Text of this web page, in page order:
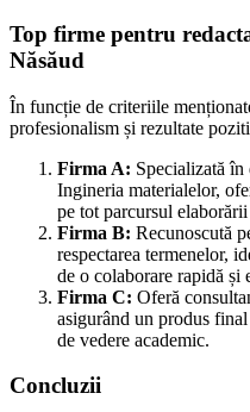
Top firme pentru
Năsăud
În funcție de criteriile
profesionalism și rezultate
Firma A: Specializată
Ingineria materialelor,
pe tot parcursul
Firma B: Recunoscută
respectarea termenelor,
de o colaborare rapidă și
Firma C: Oferă
asigurând un produs
de vedere academic.
Concluzii